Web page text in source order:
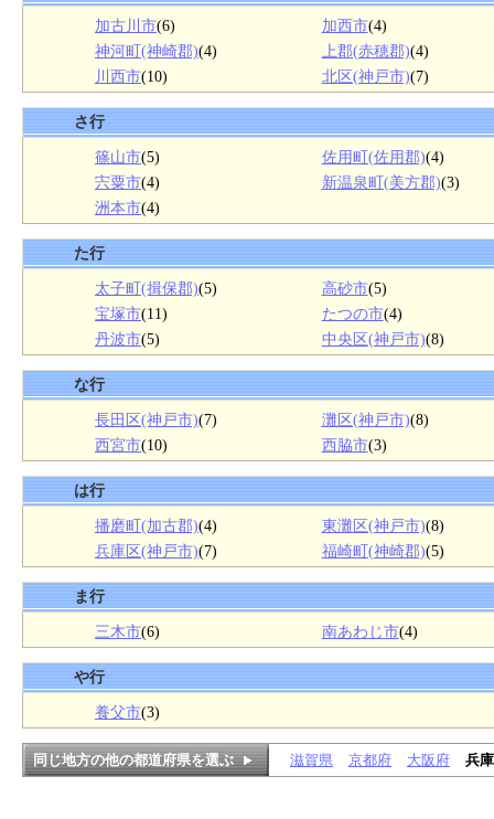
加古川市(6) 加西市(4)
神河町(神崎郡)(4) 上郡(赤穂郡)(4)
川西市(10) 北区(神戸市)(7)
さ行
篠山市(5) 佐用町(佐用郡)(4)
宍粟市(4) 新温泉町(美方郡)(3)
洲本市(4)
た行
太子町(揖保郡)(5) 高砂市(5)
宝塚市(11) たつの市(4)
丹波市(5) 中央区(神戸市)(8)
な行
長田区(神戸市)(7) 灘区(神戸市)(8)
西宮市(10) 西脇市(3)
は行
播磨町(加古郡)(4) 東灘区(神戸市)(8)
兵庫区(神戸市)(7) 福崎町(神崎郡)(5)
ま行
三木市(6) 南あわじ市(4)
や行
養父市(3)
同じ地方の他の都道府県を選ぶ 滋賀県 京都府 大阪府 兵